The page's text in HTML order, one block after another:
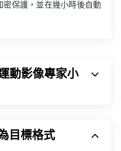
保護，並在幾小時後自動
動影像專家小
，使用編解碼器
，產生檔
目標格式